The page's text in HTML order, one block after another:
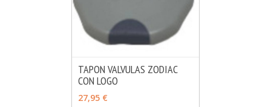
AÑADIR
TAPON VALVULAS ZODIAC
CON LOGO
27,95 €